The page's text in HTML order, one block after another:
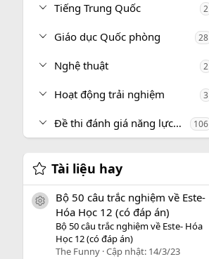
Tiếng Trung Quốc 2
Giáo dục Quốc phòng 28
Nghệ thuật 2
Hoạt động trải nghiệm 3
Đề thi đánh giá năng lực, tư duy 106
Tài liệu hay
icon tài liệu
Bộ 50 câu trắc nghiệm về Este-
Hóa Học 12 (có đáp án)
Bộ 50 câu trắc nghiệm về Este- Hóa
Học 12 (có đáp án)
The Funny Cập nhật: 14/3/23